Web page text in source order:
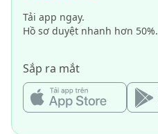
Tải app ngay.
Hồ sơ duyệt nhanh hơn 50%.
Sắp ra mắt